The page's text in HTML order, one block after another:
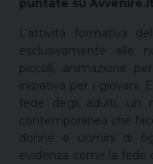
puntate su
L’attività formativa
esclusivamente alle
piccoli, animazione
iniziativa per i giovani.
fede degli adulti, un
contemporanea che
donne e uomini di
evidenza come la fede